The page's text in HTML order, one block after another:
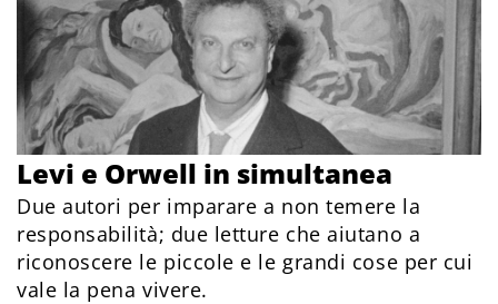
Levi e Orwell in simultanea
Due autori per imparare a non temere la
responsabilità; due letture che aiutano a
riconoscere le piccole e le grandi cose per cui
vale la pena vivere.